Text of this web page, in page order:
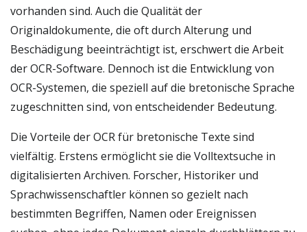
vorhanden sind. Auch die Qualität der
Originaldokumente, die oft durch Alterung und
Beschädigung beeinträchtigt ist, erschwert die Arbeit
der OCR-Software. Dennoch ist die Entwicklung von
OCR-Systemen, die speziell auf die bretonische Sprache
zugeschnitten sind, von entscheidender Bedeutung.
Die Vorteile der OCR für bretonische Texte sind
vielfältig. Erstens ermöglicht sie die Volltextsuche in
digitalisierten Archiven. Forscher, Historiker und
Sprachwissenschaftler können so gezielt nach
bestimmten Begriffen, Namen oder Ereignissen